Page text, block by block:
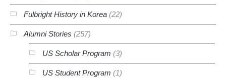
Fulbright History in Korea (22)
Alumni Stories (257)
US Scholar Program (3)
US Student Program (1)